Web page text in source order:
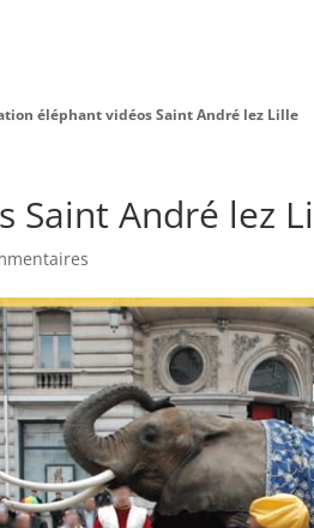
éléphant vidéos Saint André lez Lille
Saint André lez